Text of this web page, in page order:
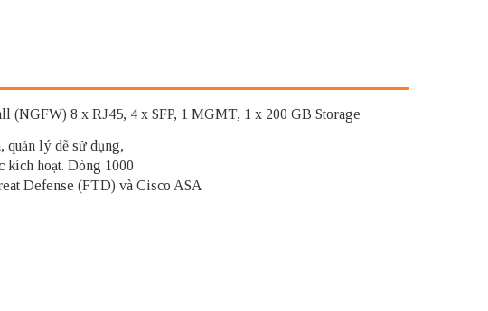
8 x RJ45, 4 x SFP, 1 MGMT, 1 x 200 GB Storage
quản lý dễ sử dụng,
kích hoạt. Dòng 1000
Defense (FTD) và Cisco ASA